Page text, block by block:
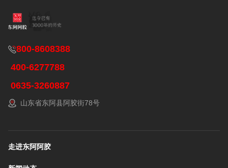
800-8608388
400-6277788
0635-3260887
山东省东阿县阿胶街78号
走进东阿阿胶